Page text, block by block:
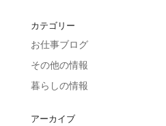
カテゴリー
お仕事ブログ
その他の情報
暮らしの情報
アーカイブ